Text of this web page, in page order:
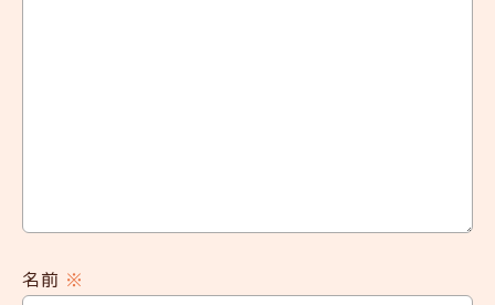
名前 ※